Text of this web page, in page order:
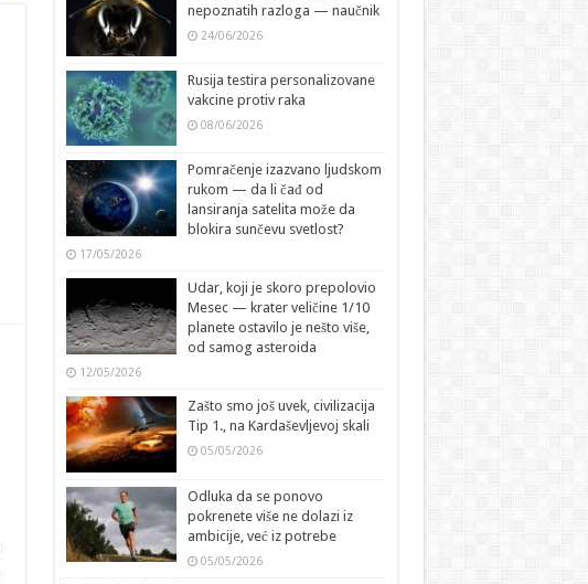
nepoznatih razloga — naučnik
24/06/2026
Rusija testira personalizovane
vakcine protiv raka
08/06/2026
Pomračenje izazvano ljudskom
rukom — da li čađ od
lansiranja satelita može da
blokira sunčevu svetlost?
17/05/2026
Udar, koji je skoro prepolovio
Mesec — krater veličine 1/10
planete ostavilo je nešto više,
od samog asteroida
12/05/2026
Zašto smo još uvek, civilizacija
Tip 1., na Kardaševljevoj skali
05/05/2026
Odluka da se ponovo
pokrenete više ne dolazi iz
ambicije, već iz potrebe
05/05/2026